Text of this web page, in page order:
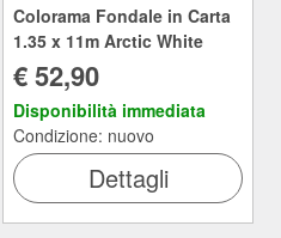
Colorama Fondale in Carta
1.35 x 11m Arctic White
€ 52,90
Disponibilità immediata
Condizione: nuovo
Dettagli